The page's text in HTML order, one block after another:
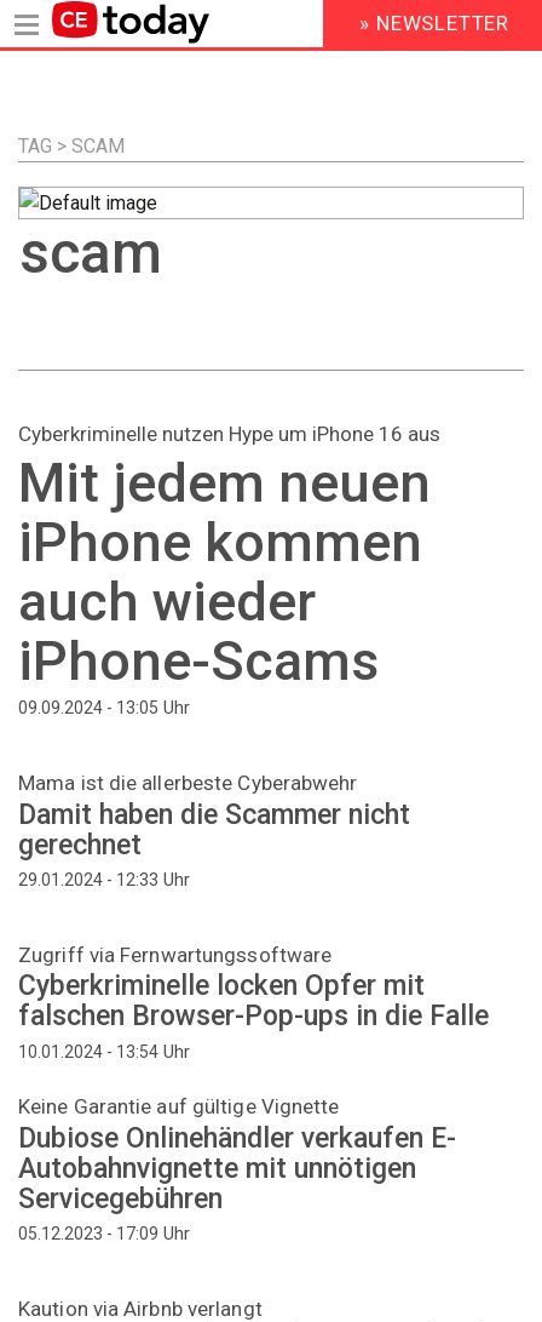
Inhalt
HEADER
MENU
» NEWSLETTER
TAG > SCAM
scam
Cyberkriminelle nutzen Hype um iPhone 16 aus
Mit jedem neuen
iPhone kommen
auch wieder
iPhone-Scams
09.09.2024 - 13:05 Uhr
Mama ist die allerbeste Cyberabwehr
Damit haben die Scammer nicht
gerechnet
29.01.2024 - 12:33 Uhr
Zugriff via Fernwartungssoftware
Cyberkriminelle locken Opfer mit
falschen Browser-Pop-ups in die Falle
10.01.2024 - 13:54 Uhr
Keine Garantie auf gültige Vignette
Dubiose Onlinehändler verkaufen E-
Autobahnvignette mit unnötigen
Servicegebühren
05.12.2023 - 17:09 Uhr
Kaution via Airbnb verlangt